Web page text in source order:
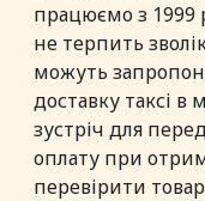
працюємо з 1999
не терпить
можуть
доставку таксі в
зустріч для
оплату при
перевірити